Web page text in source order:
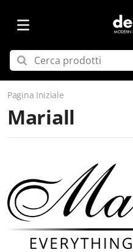
Pagina Iniziale
Mariall